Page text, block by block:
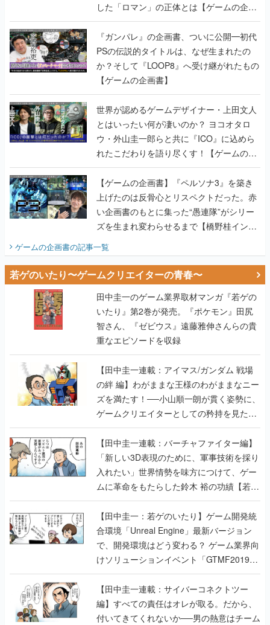
した「ロマン」の正体とは【ゲームの企画
書】
『ガンパレ』の企画書、ついに公開━初代
PSの伝説的タイトルは、なぜ生まれたの
か？そして『LOOP8』へ受け継がれたもの
【ゲームの企画書】
世界が認めるゲームデザイナー・上田文人
とはいったい何が凄いのか？ ヨコオタロ
ウ・外山圭一郎らと共に『ICO』に込めら
れたこだわりを語り尽くす！【ゲームの企
画書】
【ゲームの企画書】『ペルソナ3』を築き
上げたのは反骨心とリスペクトだった。赤
い企画書のもとに集った“愚連隊”がシリー
ズを生まれ変わらせるまで【橋野桂インタ
ビュー】
ゲームの企画書の記事一覧
若ゲのいたり〜ゲームクリエイターの青春〜
田中圭一のゲーム業界取材マンガ『若ゲの
いたり』第2巻が発売。『ポケモン』田尻
智さん、『ゼビウス』遠藤雅伸さんらの貴
重なエピソードを収録
【田中圭一連載：アイマス/ガンダム 戦場
の絆 編】わがままな王様のわがままなニー
ズを満たす！──小山順一朗が貫く姿勢に、
ゲームクリエイターとしての矜持を見た
【若ゲのいたり最終回】
【田中圭一連載：バーチャファイター編】
「新しい3D表現のために、軍事技術を採り
入れたい」世界情勢を味方につけて、ゲー
ムに革命をもたらした鈴木 裕の功績【若ゲ
のいたり】
【田中圭一：若ゲのいたり】ゲーム開発統
合環境「Unreal Engine」最新バージョン
で、開発環境はどう変わる？ ゲーム業界向
けソリューションイベント「GTMF2019」
に行って、より理解を深めよう【PR】
【田中圭一連載：サイバーコネクトツー
編】すべての責任はオレが取る。だから、
付いてきてくれないか──男の熱意はチーム